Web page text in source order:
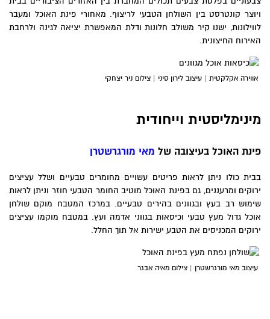
ויוצר קונטרסט בין השולחן הטבעי לריצוף. מאחורי פינת האוכל ומעבר
לווילונות, ישנו קיר משולב חלונות ודלת המאפשרת יציאה לגינה ולרחבת
האירוח החיצונית.
אווירה אקלקטית | עיצוב לירון סיני | צילום ניר יצחקי
מינימליסטית וייחודית
פינת האוכל בעיצובה של מאי מורגרשטרן
בבית כולו ניתן לראות פריטים עשויים מחומרים טבעיים ושלל עציצים
ירוקים ומרעננים, גם בפינת האוכל מוטיב החומר הטבעי חוזר וניתן לראות
שימוש רב בעץ ובגוונים בהירים טבעיים. במרכז המטבח מוקם שולחן
אוכל גדול מעץ טבעי וכיסאות בגווני אדמה ועץ. במטבח מוקמו עציצים
ירוקים המכניסים את הטבע ישירות אל תוך החלל.
עיצוב מאי מורגרשטרן | צילום מאיה אבגר